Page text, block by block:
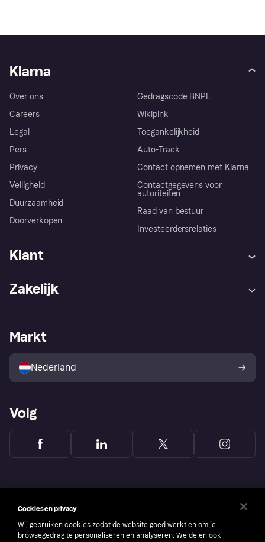
Klarna
Over ons
Careers
Legal
Pers
Privacy
Veiligheid
Duurzaamheid
Doorverkopen
Gedragscode BNPL
Wikipink
Toegankelijkheid
Auto-Track
Contact opnemen met Klarna
Contactgegevens voor
autoriteiten
Raad van bestuur
Investeerdersrelaties
Klant
Winkeloverzicht
Kopersbescherming voor
consumenten
Zakelijk
Zakelijke login
Markt
Nederland
Volg
Cookies en privacy
Wij gebruiken cookies zodat de website goed werkt en om je
browsegedrag te personaliseren en analyseren. We delen ook